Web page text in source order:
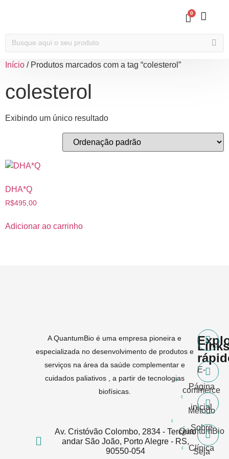
0
Início / Produtos marcados com a tag “colesterol”
colesterol
Exibindo um único resultado
DHA*Q
R$495,00
Adicionar ao carrinho
A QuantumBio é uma empresa pioneira e
especializada no desenvolvimento de produtos e
serviços na área da saúde complementar e
cuidados paliativos , a partir de tecnologias
biofísicas.
Av. Cristóvão Colombo, 2834 - Terceiro
andar São João, Porto Alegre - RS,
90550-054
Links
Página
inicial
Sobre
Clínica
E-
commerce
Método
QuantumBio
Seja